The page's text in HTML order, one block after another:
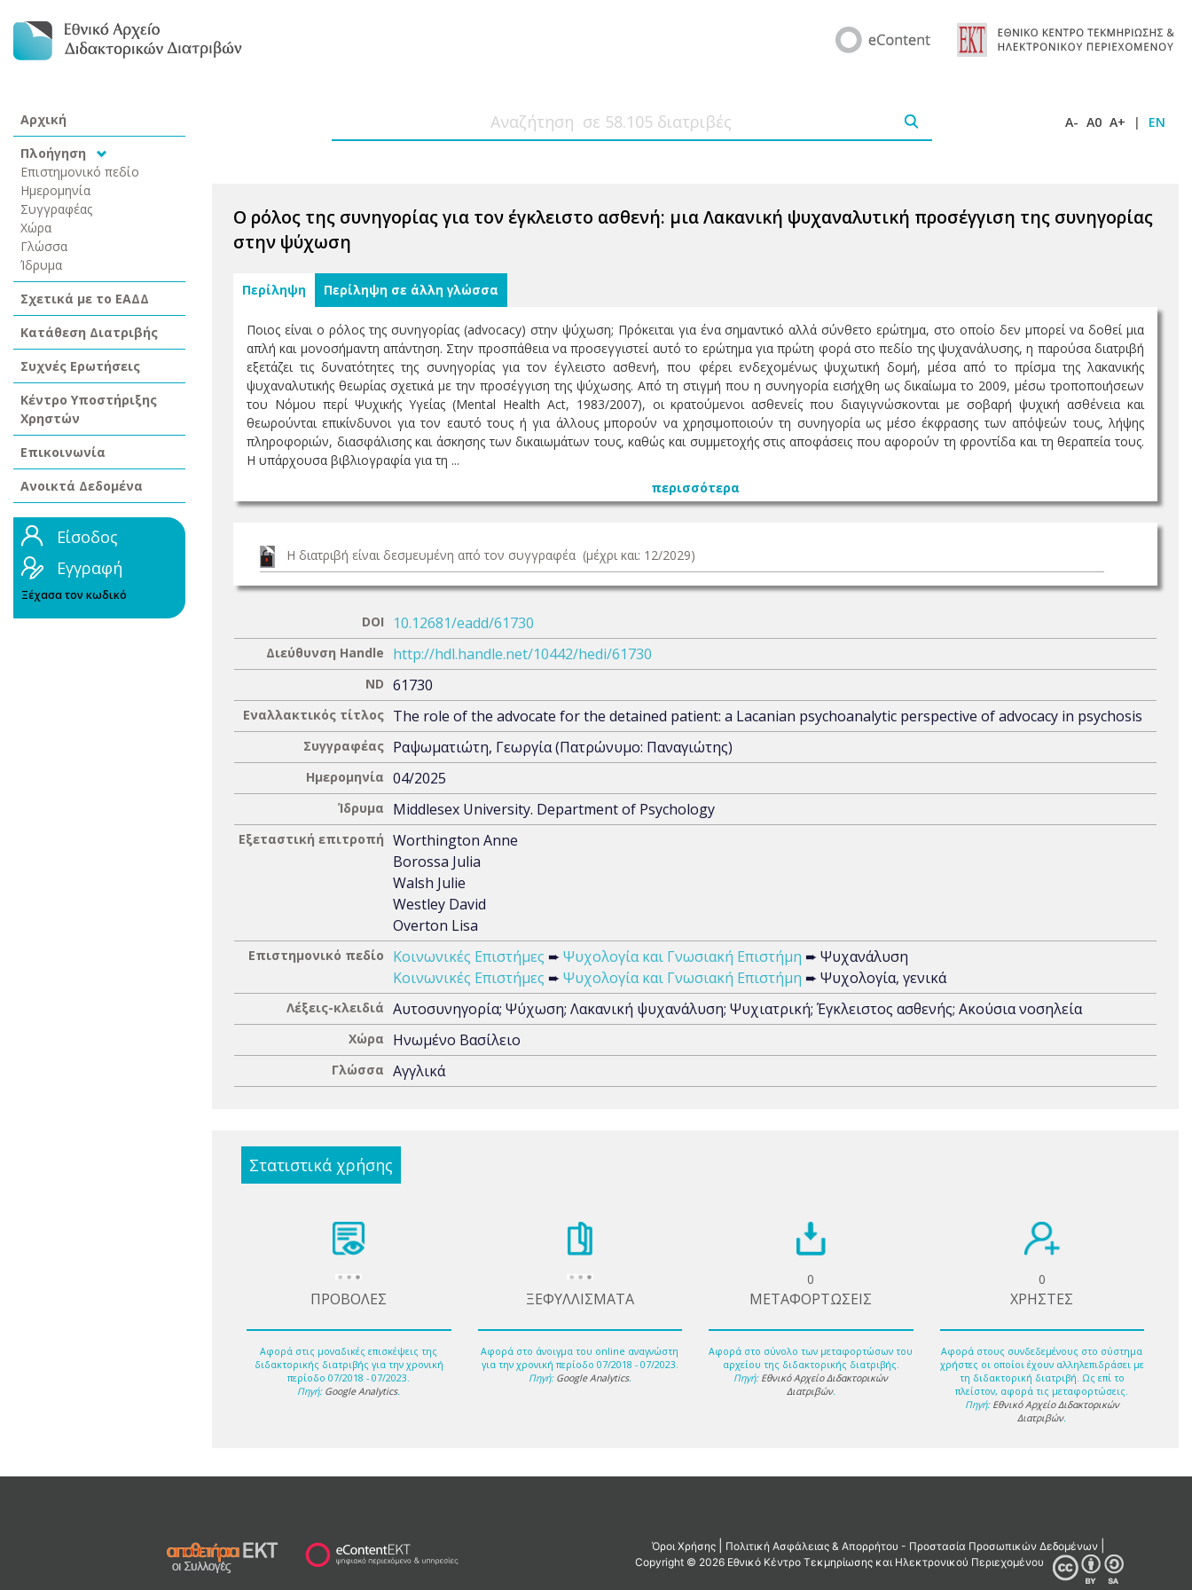
Αρχική
Πλοήγηση
Επιστημονικό πεδίο
Ημερομηνία
Συγγραφέας
Χώρα
Γλώσσα
Ίδρυμα
Σχετικά με το ΕΑΔΔ
Κατάθεση Διατριβής
Συχνές Ερωτήσεις
Κέντρο Υποστήριξης
Χρηστών
Επικοινωνία
Ανοικτά Δεδομένα
Είσοδος
Εγγραφή
Ξέχασα τον κωδικό
A- A0 A+ | EN
Ο ρόλος της συνηγορίας για τον έγκλειστο ασθενή: μια Λακανική ψυχαναλυτική προσέγγιση της συνηγορίας
στην ψύχωση
Περίληψη Περίληψη σε άλλη γλώσσα
Ποιος είναι ο ρόλος της συνηγορίας (advocacy) στην ψύχωση; Πρόκειται για ένα σημαντικό αλλά σύνθετο ερώτημα, στο οποίο δεν μπορεί να δοθεί μια
απλή και μονοσήμαντη απάντηση. Στην προσπάθεια να προσεγγιστεί αυτό το ερώτημα για πρώτη φορά στο πεδίο της ψυχανάλυσης, η παρούσα διατριβή
εξετάζει τις δυνατότητες της συνηγορίας για τον έγλειστο ασθενή, που φέρει ενδεχομένως ψυχωτική δομή, μέσα από το πρίσμα της λακανικής
ψυχαναλυτικής θεωρίας σχετικά με την προσέγγιση της ψύχωσης. Από τη στιγμή που η συνηγορία εισήχθη ως δικαίωμα το 2009, μέσω τροποποιήσεων
του Νόμου περί Ψυχικής Υγείας (Mental Health Act, 1983/2007), οι κρατούμενοι ασθενείς που διαγιγνώσκονται με σοβαρή ψυχική ασθένεια και
θεωρούνται επικίνδυνοι για τον εαυτό τους ή για άλλους μπορούν να χρησιμοποιούν τη συνηγορία ως μέσο έκφρασης των απόψεών τους, λήψης
πληροφοριών, διασφάλισης και άσκησης των δικαιωμάτων τους, καθώς και συμμετοχής στις αποφάσεις που αφορούν τη φροντίδα και τη θεραπεία τους.
Η υπάρχουσα βιβλιογραφία για τη ...
περισσότερα
Η διατριβή είναι δεσμευμένη από τον συγγραφέα (μέχρι και: 12/2029)
DOI 10.12681/eadd/61730
Διεύθυνση Handle http://hdl.handle.net/10442/hedi/61730
ND 61730
Εναλλακτικός τίτλος The role of the advocate for the detained patient: a Lacanian psychoanalytic perspective of advocacy in psychosis
Συγγραφέας Ραψωματιώτη, Γεωργία (Πατρώνυμο: Παναγιώτης)
Ημερομηνία 04/2025
Ίδρυμα Middlesex University. Department of Psychology
Εξεταστική επιτροπή Worthington Anne
Borossa Julia
Walsh Julie
Westley David
Overton Lisa
Επιστημονικό πεδίο Κοινωνικές Επιστήμες ➨ Ψυχολογία και Γνωσιακή Επιστήμη ➨ Ψυχανάλυση
Κοινωνικές Επιστήμες ➨ Ψυχολογία και Γνωσιακή Επιστήμη ➨ Ψυχολογία, γενικά
Λέξεις-κλειδιά Αυτοσυνηγορία; Ψύχωση; Λακανική ψυχανάλυση; Ψυχιατρική; Έγκλειστος ασθενής; Ακούσια νοσηλεία
Χώρα Ηνωμένο Βασίλειο
Γλώσσα Αγγλικά
Στατιστικά χρήσης
ΠΡΟΒΟΛΕΣ
Αφορά στις μοναδικές επισκέψεις της
διδακτορικής διατριβής για την χρονική
περίοδο 07/2018 - 07/2023.
Πηγή: Google Analytics.
ΞΕΦΥΛΛΙΣΜΑΤΑ
Αφορά στο άνοιγμα του online αναγνώστη
για την χρονική περίοδο 07/2018 - 07/2023.
Πηγή: Google Analytics.
0
ΜΕΤΑΦΟΡΤΩΣΕΙΣ
Αφορά στο σύνολο των μεταφορτώσων του
αρχείου της διδακτορικής διατριβής.
Πηγή: Εθνικό Αρχείο Διδακτορικών
Διατριβών.
0
ΧΡΗΣΤΕΣ
Αφορά στους συνδεδεμένους στο σύστημα
χρήστες οι οποίοι έχουν αλληλεπιδράσει με
τη διδακτορική διατριβή. Ως επί το
πλείστον, αφορά τις μεταφορτώσεις.
Πηγή: Εθνικό Αρχείο Διδακτορικών
Διατριβών.